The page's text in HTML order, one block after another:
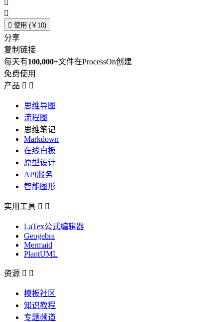

 使用 (￥10)
分享
复制链接
每天有100,000+文件在ProcessOn创建
免费使用
产品  
思维导图
流程图
思维笔记
Markdown
在线白板
原型设计
API服务
智能图形
实用工具  
LaTex公式编辑器
Geogebra
Mermaid
PlantUML
资源  
模板社区
知识教程
专题频道